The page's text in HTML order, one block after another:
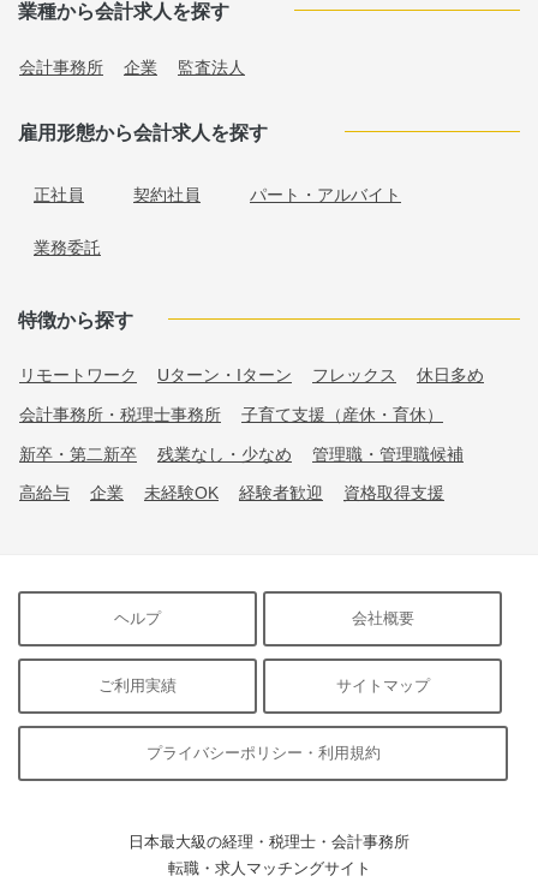
業種から会計求人を探す
会計事務所 企業 監査法人
雇用形態から会計求人を探す
正社員 契約社員 パート・アルバイト
業務委託
特徴から探す
リモートワーク Uターン・Iターン フレックス 休日多め
会計事務所・税理士事務所 子育て支援（産休・育休）
新卒・第二新卒 残業なし・少なめ 管理職・管理職候補
高給与 企業 未経験OK 経験者歓迎 資格取得支援
ヘルプ 会社概要
ご利用実績 サイトマップ
プライバシーポリシー・利用規約
日本最大級の経理・税理士・会計事務所
転職・求人マッチングサイト